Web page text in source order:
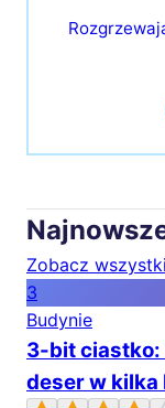
Zobacz
3
Budynie
3-bit ciastko:
deser w kilka